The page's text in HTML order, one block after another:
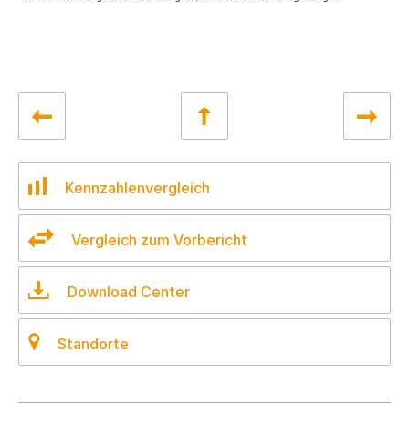
Kennzahlenvergleich
Vergleich zum Vorbericht
Download Center
Standorte